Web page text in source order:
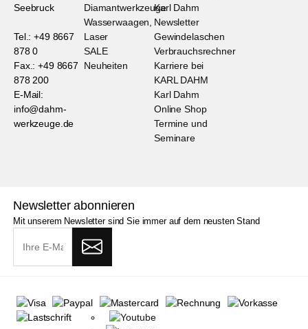
Seebruck
Tel.: +49 8667
878 0
Fax.: +49 8667
878 200
E-Mail:
info@dahm-
werkzeuge.de
Diamantwerkzeuge
Wasserwaagen,
Laser
SALE
Neuheiten
Karl Dahm
Newsletter
Gewindelaschen
Verbrauchsrechner
Karriere bei
KARL DAHM
Karl Dahm
Online Shop
Termine und
Seminare
Newsletter abonnieren
Mit unserem Newsletter sind Sie immer auf dem neusten Stand